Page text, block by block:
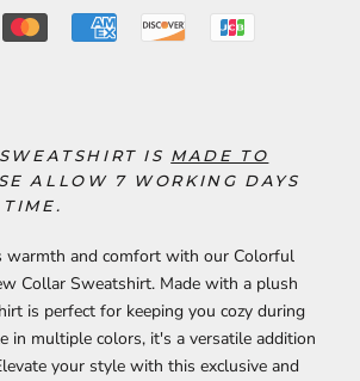
IS MADE TO
ALLOW 7 WORKING DAYS
warmth and comfort with our Colorful
Collar Sweatshirt. Made with a plush
is perfect for keeping you cozy during
in multiple colors, it's a versatile addition
your style with this exclusive and